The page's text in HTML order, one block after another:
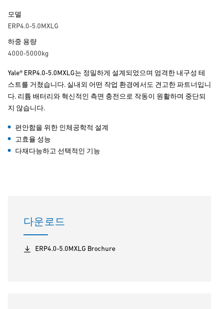
모델
ERP4.0-5.0MXLG
하중 용량
4000-5000kg
Yale® ERP4.0-5.0MXLG는 정밀하게 설계되었으며 엄격한 내구성 테
스트를 거쳤습니다. 실내외 어떤 작업 환경에서도 견고한 파트너입니
다. 리튬 배터리와 혁신적인 측면 충전으로 작동이 원활하며 중단되
지 않습니다.
편안함을 위한 인체공학적 설계
고효율 성능
다재다능하고 선택적인 기능
다운로드
ERP4.0-5.0MXLG Brochure